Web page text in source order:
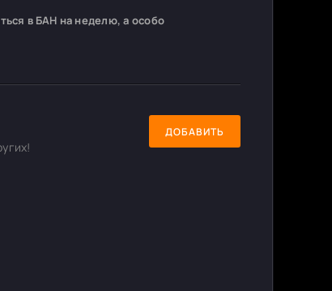
в БАН на неделю, а особо
ДОБАВИТЬ